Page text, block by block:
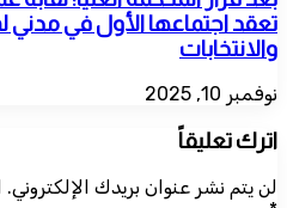
تعقد اجتماعها الأول في مدني
والانتخابات
نوفمبر 10, 2025
اترك تعليقاً
لن يتم نشر عنوان بريدك الإلكتروني.